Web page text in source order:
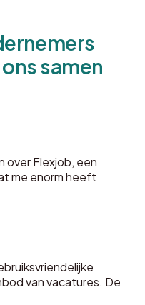
samen
over Flexjob, een
me enorm heeft
van vacatures. De